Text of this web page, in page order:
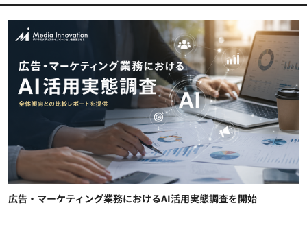
広告・マーケティング業務におけるAI活用実態調査を開始